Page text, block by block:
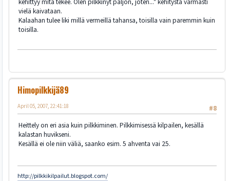
vielä kaivataan.
Kalaahan tulee liki millä vermeillä tahansa, toisilla vain paremmin kuin
toisilla.
Himopilkkijä89
#8
April 05, 2007, 22:41:18
Heittely on eri asia kuin pilkkiminen. Pilkkimisessä kilpailen, kesällä
kalastan huvikseni.
Kesällä ei ole niin väliä, saanko esim. 5 ahventa vai 25.
http://pilkkikilpailut.blogspot.com/